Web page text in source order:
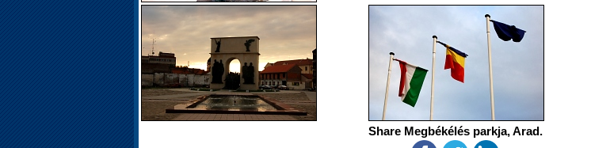
Share Megbékélés parkja, Arad.